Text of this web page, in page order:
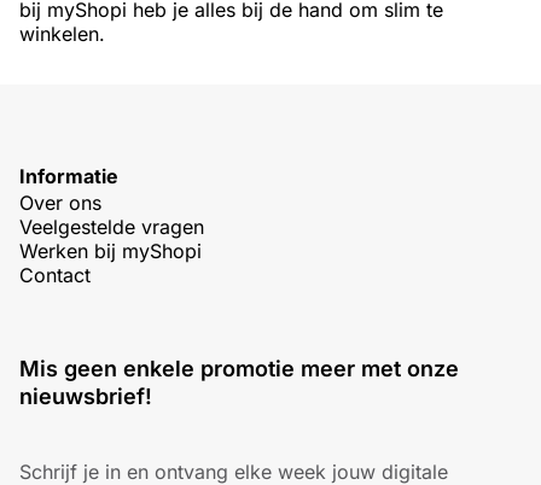
bij myShopi heb je alles bij de hand om slim te
winkelen.
Informatie
Over ons
Veelgestelde vragen
Werken bij myShopi
Contact
Mis geen enkele promotie meer met onze
nieuwsbrief!
Schrijf je in en ontvang elke week jouw digitale